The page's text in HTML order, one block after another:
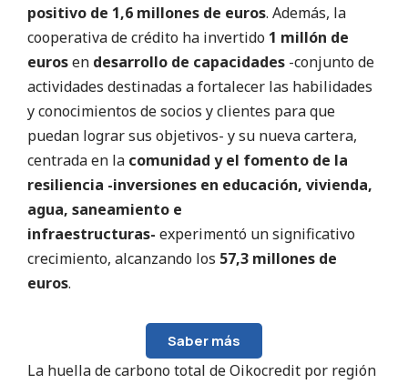
positivo de 1,6 millones de euros. Además, la
cooperativa de crédito ha invertido 1 millón de
eurosen desarrollo de capacidades -conjunto de
actividades destinadas a fortalecer las habilidades
y conocimientos de socios y clientes para que
puedan lograr sus objetivos- y su nueva cartera,
centrada en la comunidad y el fomento de la
resiliencia -inversiones en educación, vivienda,
agua, saneamiento e
infraestructuras- experimentó un significativo
crecimiento, alcanzando los 57,3 millones de
euros.
Saber más
La huella de carbono total de Oikocredit por región